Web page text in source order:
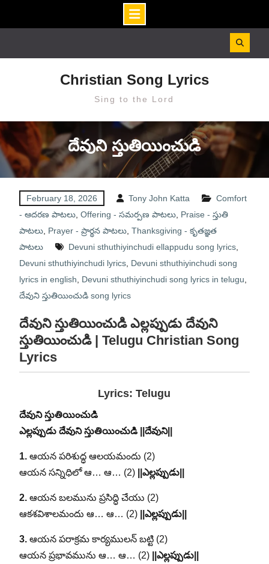
Christian Song Lyrics
Sing to the Lord
దేవుని స్తుతియించుడి
February 18, 2026 Tony John Katta
Comfort
- ఆదరణ పాటలు, Offering - సమర్పణ పాటలు, Praise - స్తుతి
పాటలు, Prayer - ప్రార్థన పాటలు, Thanksgiving - కృతజ్ఞత
పాటలు
Devuni sthuthiyinchudi ellappudu song lyrics,
Devuni sthuthiyinchudi lyrics, Devuni sthuthiyinchudi song
lyrics in english
Devuni sthuthiyinchudi song lyrics in telugu
దేవుని స్తుతియించుడి song lyrics
దేవుని స్తుతియించుడి ఎల్లప్పుడు దేవుని
స్తుతియించుడి | Telugu Christian Song
Lyrics
Lyrics: Telugu
దేవుని స్తుతియించుడి
ఎల్లప్పుడు దేవుని స్తుతియించుడి ||దేవుని||
1. ఆయన పరిశుద్ధ ఆలయమందు (2)
ఆయన సన్నిధిలో ఆ… ఆ… (2)
||ఎల్లప్పుడు||
2. ఆయన బలమును ప్రసిద్ధి చేయు (2)
ఆకశవిశాలమందు ఆ… ఆ… (2)
||ఎల్లప్పుడు||
3. ఆయన పరాక్రమ కార్యములన్ బట్టి (2)
ఆయన ప్రభావమును ఆ… ఆ… (2)
||ఎల్లప్పుడు||